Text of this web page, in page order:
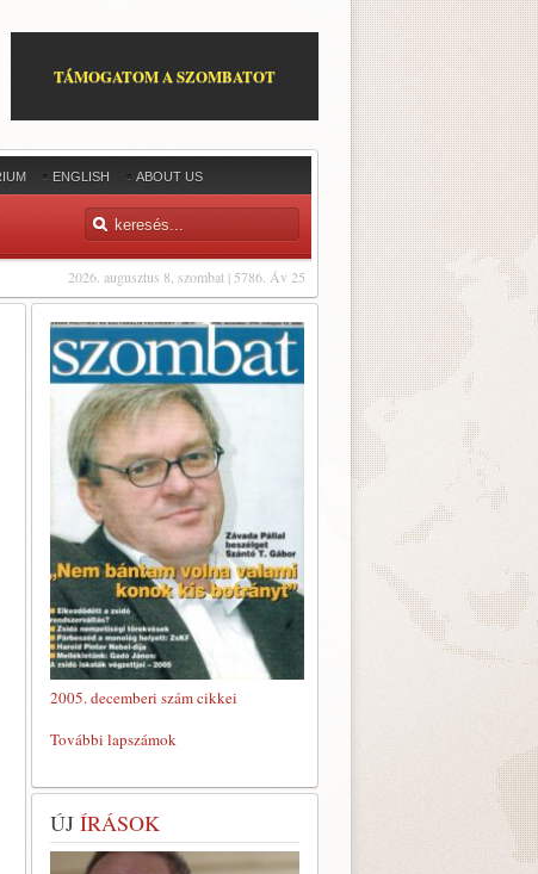
TÁMOGATOM A SZOMBATOT
ENGLISH ABOUT US
2026. augusztus 8, szombat | 5786. Áv 25
2005. decemberi szám cikkei
További lapszámok
ÚJ ÍRÁSOK